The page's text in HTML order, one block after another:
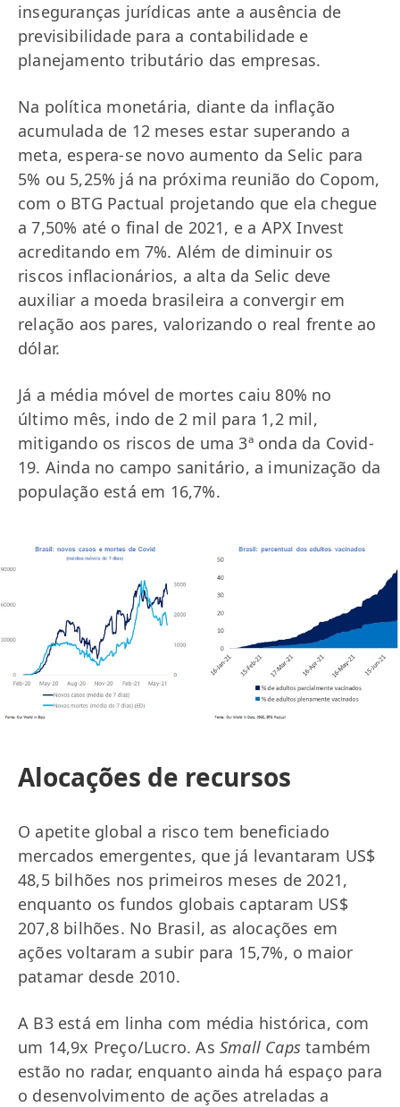
inseguranças jurídicas ante a ausência de
previsibilidade para a contabilidade e
planejamento tributário das empresas.
Na política monetária, diante da inflação
acumulada de 12 meses estar superando a
meta, espera-se novo aumento da Selic para
5% ou 5,25% já na próxima reunião do Copom,
com o BTG Pactual projetando que ela chegue
a 7,50% até o final de 2021, e a APX Invest
acreditando em 7%. Além de diminuir os
riscos inflacionários, a alta da Selic deve
auxiliar a moeda brasileira a convergir em
relação aos pares, valorizando o real frente ao
dólar.
Já a média móvel de mortes caiu 80% no
último mês, indo de 2 mil para 1,2 mil,
mitigando os riscos de uma 3ª onda da Covid-
19. Ainda no campo sanitário, a imunização da
população está em 16,7%.
Alocações de recursos
O apetite global a risco tem beneficiado
mercados emergentes, que já levantaram US$
48,5 bilhões nos primeiros meses de 2021,
enquanto os fundos globais captaram US$
207,8 bilhões.​ No Brasil, as alocações em
ações voltaram a subir para 15,7%, o maior
patamar desde 2010.​
A B3 está em linha com média histórica, com
um 14,9x Preço/Lucro. As Small Caps também
estão no radar, enquanto ainda há espaço para
o desenvolvimento de ações atreladas a